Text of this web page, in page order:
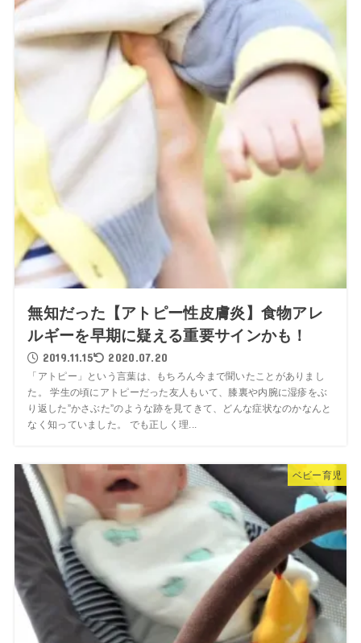
無知だった【アトピー性皮膚炎】食物アレ
ルギーを早期に疑える重要サインかも！
2019.11.15 2020.07.20
「アトピー」という言葉は、もちろん今まで聞いたことがありまし
た。 学生の頃にアトピーだった友人もいて、膝裏や内腕に湿疹をぶ
り返した”かさぶた”のような跡を見てきて、どんな症状なのかなんと
なく知っていました。 でも正しく理...
ベビー育児